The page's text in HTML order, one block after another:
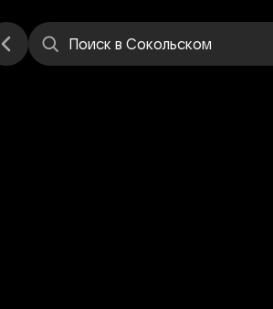
Поиск в Сокольском
Места